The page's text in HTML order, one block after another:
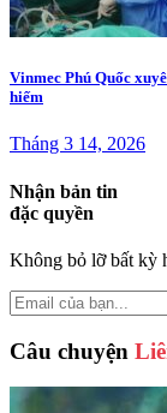
Vinmec Phú Quốc
hiếm
Tháng 3 14, 2026
Nhận bản tin
đặc quyền
Không bỏ lỡ bất kỳ
Câu chuyện